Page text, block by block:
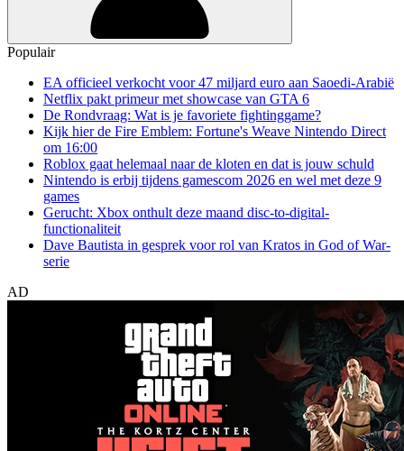
Populair
EA officieel verkocht voor 47 miljard euro aan Saoedi-Arabië
Netflix pakt primeur met showcase van GTA 6
De Rondvraag: Wat is je favoriete fightinggame?
Kijk hier de Fire Emblem: Fortune's Weave Nintendo Direct
om 16:00
Roblox gaat helemaal naar de kloten en dat is jouw schuld
Nintendo is erbij tijdens gamescom 2026 en wel met deze 9
games
Gerucht: Xbox onthult deze maand disc-to-digital-
functionaliteit
Dave Bautista in gesprek voor rol van Kratos in God of War-
serie
AD